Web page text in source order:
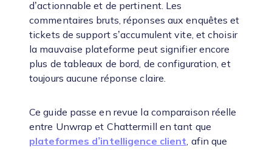
d’actionnable et de pertinent. Les
commentaires bruts, réponses aux enquêtes et
tickets de support s’accumulent vite, et choisir
la mauvaise plateforme peut signifier encore
plus de tableaux de bord, de configuration, et
toujours aucune réponse claire.
Ce guide passe en revue la comparaison réelle
entre Unwrap et Chattermill en tant que
plateformes d’intelligence client , afin que